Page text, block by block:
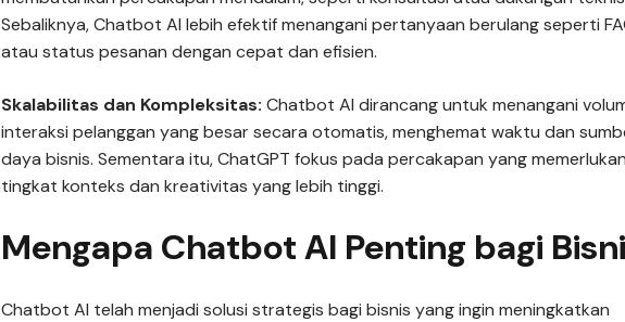
Sebaliknya, Chatbot AI lebih efektif menangani pertanyaan berulang seperti
atau status pesanan dengan cepat dan efisien.
Skalabilitas dan Kompleksitas: Chatbot AI dirancang untuk menangani
interaksi pelanggan yang besar secara otomatis, menghemat waktu dan
daya bisnis. Sementara itu, ChatGPT fokus pada percakapan yang memerlukan
tingkat konteks dan kreativitas yang lebih tinggi.
Mengapa Chatbot AI Penting bagi
Chatbot AI telah menjadi solusi strategis bagi bisnis yang ingin meningkatkan